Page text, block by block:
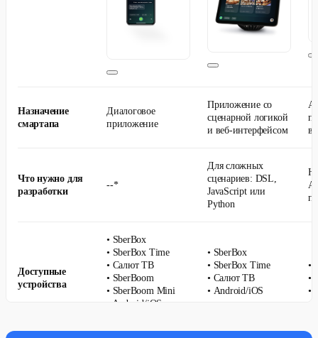
Назначение
смартапа
Диалоговое
приложение
Приложение со
сценарной логикой
и веб-интерфейсом
Что нужно для
разработки
--*
Для сложных
сценариев: DSL,
JavaScript или
Python
Доступные
устройства
• SberBox
• SberBox Time
• Салют ТВ
• SberBoom
• SberBoom Mini
• Android/iOS
• SberBox
• SberBox Time
• Салют ТВ
• Android/iOS
•
•
•